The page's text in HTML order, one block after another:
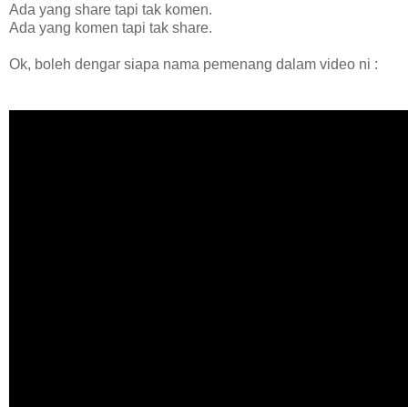
Ada yang share tapi tak komen.
Ada yang komen tapi tak share.
Ok, boleh dengar siapa nama pemenang dalam video ni :